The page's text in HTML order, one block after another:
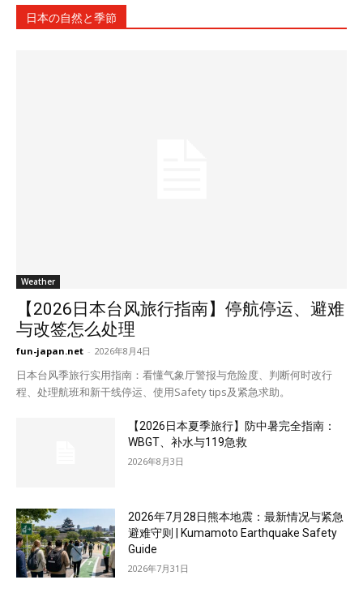
日本の自然と季節
Weather
【2026日本台风旅行指南】停航停运、避难
与改签怎么处理
fun-japan.net - 2026年8月4日
日本台风季旅行实用指南：看懂气象厅警报与危险度、判断何时改行
程、处理航班和新干线停运、使用Safety tips及紧急求助。
【2026日本夏季旅行】防中暑完全指南：
WBGT、补水与119急救
2026年8月3日
2026年7月28日熊本地震：最新情况与紧急
避难守则 | Kumamoto Earthquake Safety
Guide
2026年7月31日